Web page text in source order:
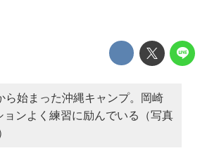
ら始まった沖縄キャンプ。岡崎
ョンよく練習に励んでいる（写真